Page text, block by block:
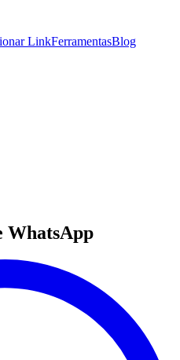
LinkFerramentasBlog
WhatsApp